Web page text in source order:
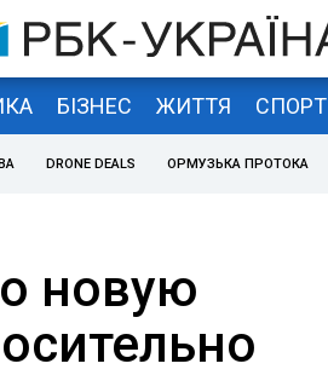
БІЗНЕС ЖИТТЯ СПОРТ
DRONE DEALS ОРМУЗЬКА ПРОТОКА
новую